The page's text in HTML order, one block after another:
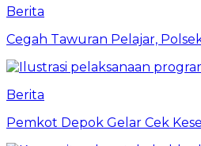
Berita
Cegah Tawuran Pelajar,
Berita
Pemkot Depok Gelar Cek